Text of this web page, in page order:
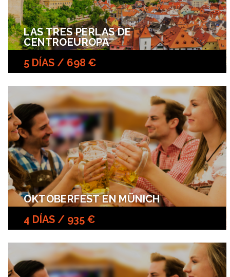
LAS TRES PERLAS DE
CENTROEUROPA
5 DÍAS / 698 €
OKTOBERFEST EN MÜNICH
4 DÍAS / 935 €